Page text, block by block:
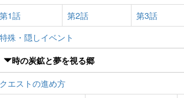
第1話
第2話 第3話
特殊・隠しイベント
時の炭鉱と夢を視る郷
クエストの進め方